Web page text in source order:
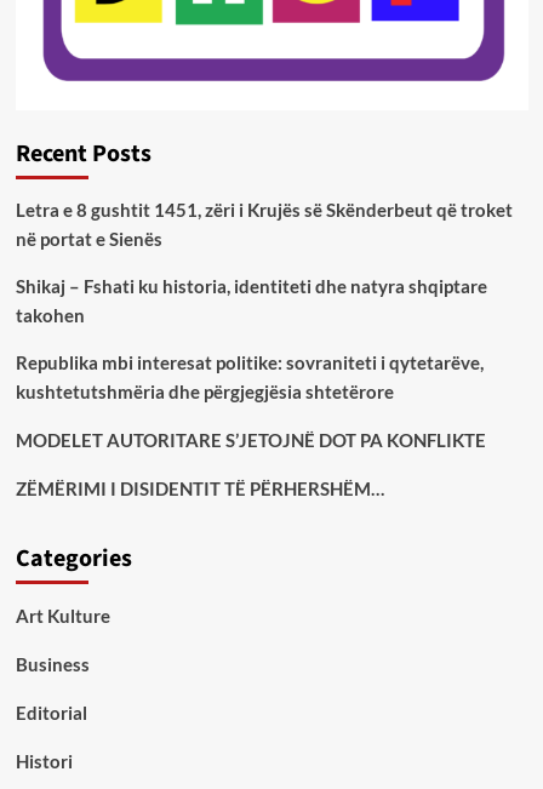
Recent Posts
Letra e 8 gushtit 1451, zëri i Krujës së Skënderbeut që troket
në portat e Sienës
Shikaj – Fshati ku historia, identiteti dhe natyra shqiptare
takohen
Republika mbi interesat politike: sovraniteti i qytetarëve,
kushtetutshmëria dhe përgjegjësia shtetërore
MODELET AUTORITARE S’JETOJNË DOT PA KONFLIKTE
ZËMËRIMI I DISIDENTIT TË PËRHERSHËM…
Categories
Art Kulture
Business
Editorial
Histori